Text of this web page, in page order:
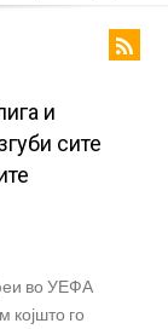
доаѓа во Јувентус!
на ФИФА
детали од
се засили од Реал
“Тие ќе ја освојат
Не можеме да одиме
и
сите
во УЕФА
којшто го